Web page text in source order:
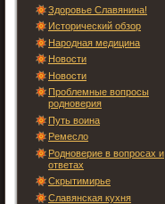
Здоровье Славянина!
Исторический обзор
Народная медицина
Новости
Новости
Проблемные вопросы
родноверия
Путь воина
Ремесло
Родноверие в вопросах и
ответах
Скрытимирье
Славянская кухня